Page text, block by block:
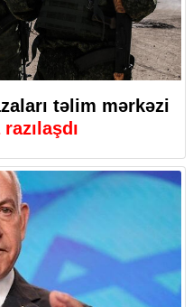
təlim mərkəzi